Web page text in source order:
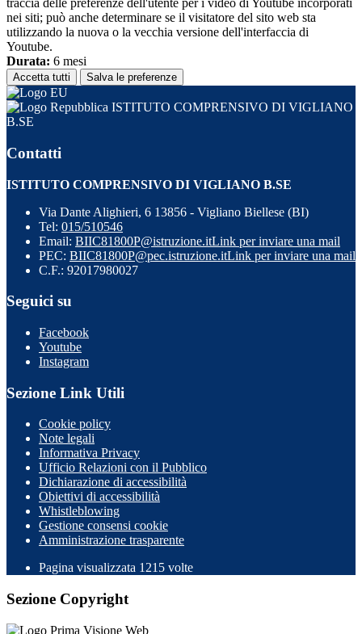
traccia delle preferenze dell'utente per i video di Youtube incorporati
nei siti; può anche determinare se il visitatore del sito web sta
utilizzando la nuova o la vecchia versione dell'interfaccia di
Youtube.
Durata: 6 mesi
Accetta tutti Salva le preferenze
ISTITUTO COMPRENSIVO DI VIGLIANO
B.SE
Contatti
ISTITUTO COMPRENSIVO DI VIGLIANO B.SE
Via Dante Alighieri, 6 13856 - Vigliano Biellese (BI)
Tel: 015/510546
Email: BIIC81800P@istruzione.itLink per inviare una mail
PEC: BIIC81800P@pec.istruzione.itLink per inviare una mail
C.F.: 92017980027
Seguici su
Facebook
Youtube
Instagram
Sezione Link Utili
Cookie policy
Note legali
Informativa Privacy
Ufficio Relazioni con il Pubblico
Dichiarazione di accessibilità
Obiettivi di accessibilità
Whistleblowing
Gestione consensi cookie
Amministrazione trasparente
Pagina visualizzata 1215 volte
Sezione Copyright